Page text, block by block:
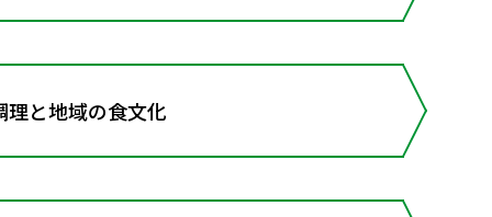
と地域の食文化